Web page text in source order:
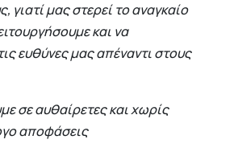
γιατί μας στερεί το αναγκαίο
και να
ευθύνες μας απέναντι στους
σε αυθαίρετες και χωρίς
αποφάσεις